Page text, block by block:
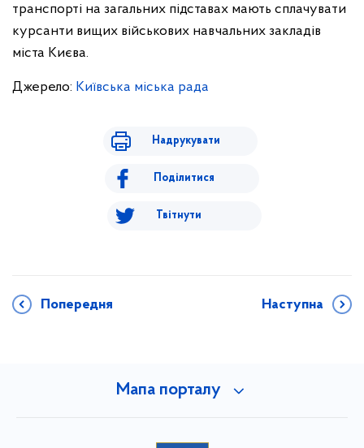
транспорті на загальних підставах мають сплачувати
курсанти вищих військових навчальних закладів
міста Києва.
Джерело: Київська міська рада
Надрукувати
Поділитися
Твітнути
Попередня Наступна
Мапа порталу